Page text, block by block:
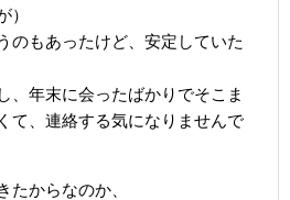
）
のもあったけど、安定していた
、年末に会ったばかりでそこま
て、連絡する気になりませんで
たからなのか、